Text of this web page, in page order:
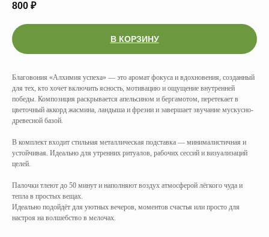
800 ₽
В КОРЗИНУ
Благовония «Алхимия успеха» — это аромат фокуса и вдохновения, созданный
для тех, кто хочет включить ясность, мотивацию и ощущение внутренней
победы. Композиция раскрывается апельсином и бергамотом, перетекает в
цветочный аккорд жасмина, ландыша и фрезии и завершает звучание мускусно-
древесной базой.
В комплект входит стильная металлическая подставка — минималистичная и
устойчивая. Идеально для утренних ритуалов, рабочих сессий и визуализаций
целей.
Палочки тлеют до 50 минут и наполняют воздух атмосферой лёгкого чуда и
тепла в простых вещах.
Идеально подойдёт для уютных вечеров, моментов счастья или просто для
настроя на волшебство в мелочах.